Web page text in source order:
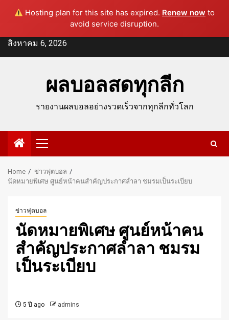
Hosting plan for this site has expired. Renew now to
avoid service disruption.
Skipสิงหาคม 6, 2026
ผลบอลสดทุกลีก
รายงานผลบอลอย่างรวดเร็วจากทุกลีกทั่วโลก
Primary
Menu
Home
ข่าวฟุตบอล
นัดหมายพิเศษ ศูนย์หน้าคนสำคัญประกาศล่ำลา ชมรมเป็นระเบียบ
ข่าวฟุตบอล
นัดหมายพิเศษ ศูนย์หน้าคน
สำคัญประกาศล่ำลา ชมรม
เป็นระเบียบ
5 ปี ago admins